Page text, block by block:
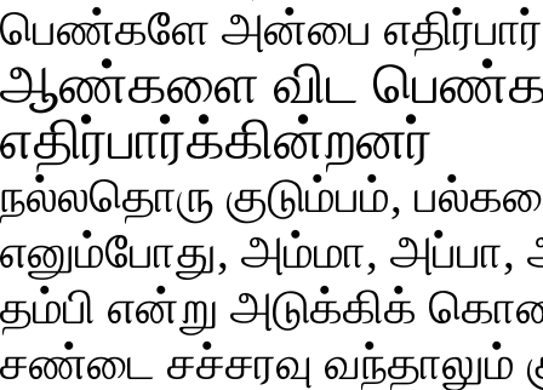
பெண்களே அன்பை
ஆண்களை விட
எதிர்பார்க்கின்றனர்
நல்லதொரு குடும்பம்,
எனும்போது, அம்மா,
தம்பி என்று அடுக்கிக்
சண்டை சச்சரவு வந்தாலும்